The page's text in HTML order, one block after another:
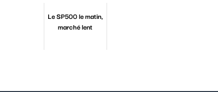
Le SP500 le matin,
marché lent